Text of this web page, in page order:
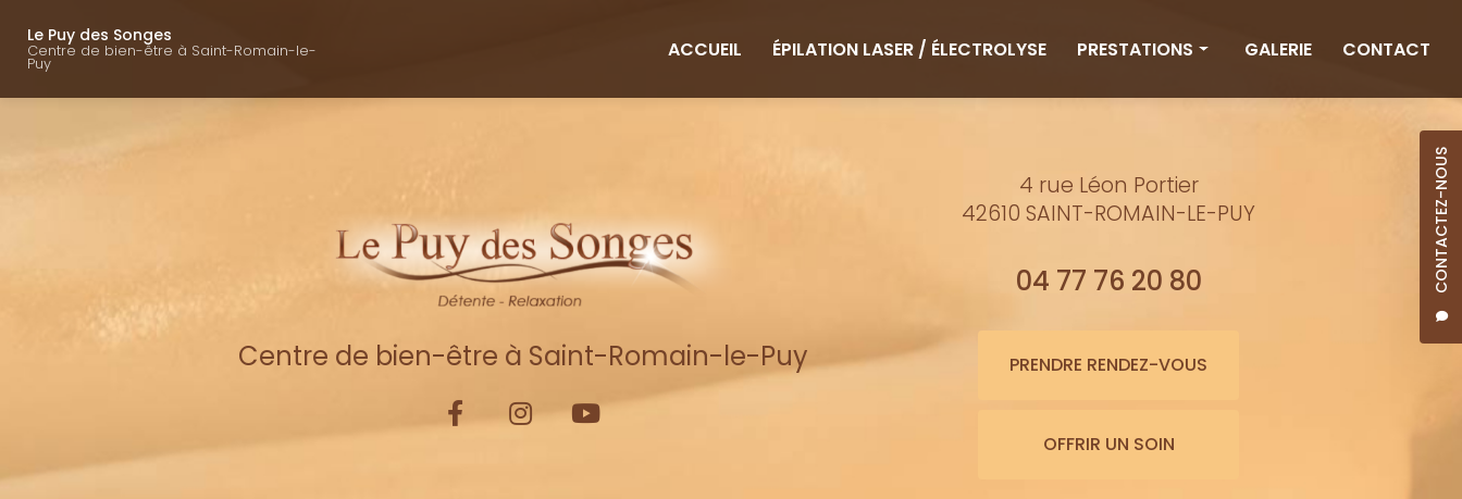
contenu
Le Puy des Songes
Centre de bien-être à Saint-Romain-le-
Puy
CONTACTEZ-NOUS
ACCUEIL
ÉPILATION LASER / ÉLECTROLYSE PRESTATIONS
Minceur
Bienfaits de l'eau
GALERIE CONTACT
Centre de bien-être à Saint-Romain-le-Puy
4 rue Léon Portier
42610 SAINT-ROMAIN-LE-PUY
04 77 76 20 80
PRENDRE RENDEZ-VOUS
OFFRIR UN SOIN